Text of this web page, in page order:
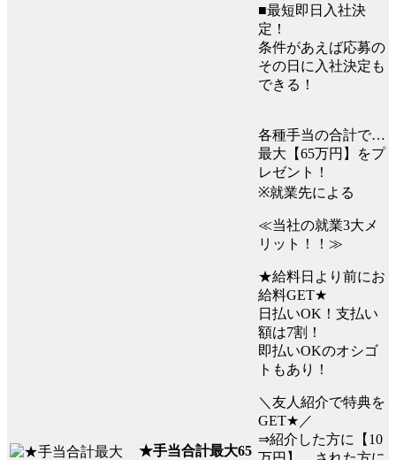
■最短即日入社決
定！
条件があえば応募の
その日に入社決定も
できる！
★手当合計最大65
各種手当の合計で…
最大【65万円】をプ
レゼント！
※就業先による
≪当社の就業3大メ
リット！！≫
★給料日より前にお
給料GET★
日払いOK！支払い
額は7割！
即払いOKのオシゴ
トもあり！
＼友人紹介で特典を
GET★／
⇒紹介した方に【10